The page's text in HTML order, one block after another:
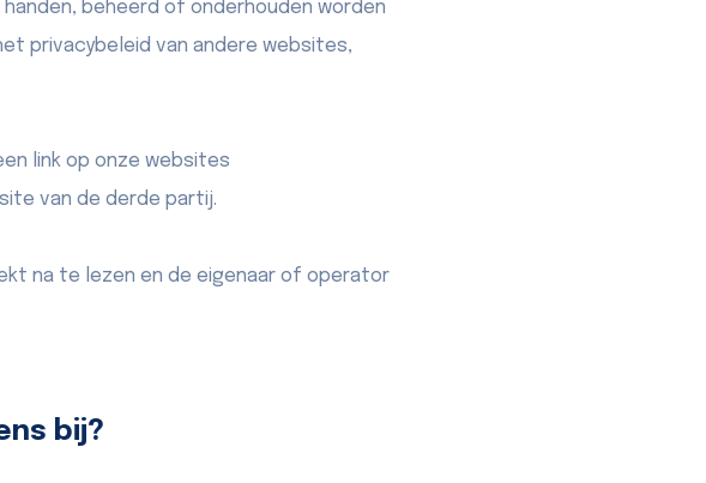
beheerd of onderhouden worden
privacybeleid van andere websites,
link op onze websites
van de derde partij.
na te lezen en de eigenaar of operator
bij?